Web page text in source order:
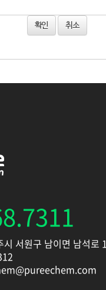
취소
서원구 남이면 남석로